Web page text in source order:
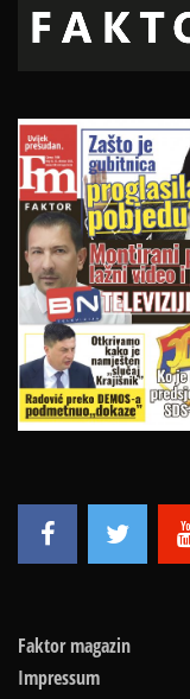
Faktor magazin
Impressum